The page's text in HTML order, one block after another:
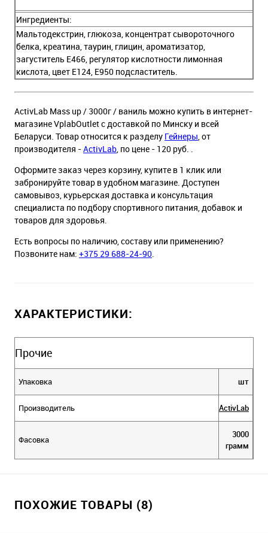
Ингредиенты:
Мальтодекстрин, глюкоза, концентрат сывороточного
белка, креатина, таурин, глицин, ароматизатор,
загуститель E466, регулятор кислотности лимонная
кислота, цвет E124, E950 подсластитель.
ActivLab Mass up / 3000г / ваниль можно купить в интернет-
магазине VplabOutlet с доставкой по Минску и всей
Беларуси. Товар относится к разделу Гейнеры, от
производителя -ActivLab, по цене - 120 руб. .
Оформите заказ через корзину, купите в 1 клик или
забронируйте товар в удобном магазине. Доступен
самовывоз, курьерская доставка и консультация
специалиста по подбору спортивного питания, добавок и
товаров для здоровья.
Есть вопросы по наличию, составу или применению?
Позвоните нам: +375 29 688-24-90.
ХАРАКТЕРИСТИКИ:
Прочие
Упаковка шт
Производитель ActivLab
Фасовка
3000
грамм
ПОХОЖИЕ ТОВАРЫ (8)